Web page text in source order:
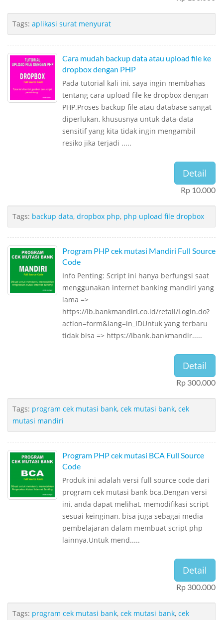
Tags: aplikasi surat menyurat
Cara mudah backup data atau upload file ke
dropbox dengan PHP
Pada tutorial kali ini, saya ingin membahas
tentang cara upload file ke dropbox dengan
PHP.Proses backup file atau database sangat
diperlukan, khususnya untuk data-data
sensitif yang kita tidak ingin mengambil
resiko jika terjadi .....
Detail
Rp 10.000
Tags: backup data, dropbox php, php upload file dropbox
Program PHP cek mutasi Mandiri Full Source
Code
Info Penting: Script ini hanya berfungsi saat
menggunakan internet banking mandiri yang
lama =>
https://ib.bankmandiri.co.id/retail/Login.do?
action=form&lang=in_IDUntuk yang terbaru
tidak bisa => https://ibank.bankmandir.....
Detail
Rp 300.000
Tags: program cek mutasi bank, cek mutasi bank, cek
mutasi mandiri
Program PHP cek mutasi BCA Full Source
Code
Produk ini adalah versi full source code dari
program cek mutasi bank bca.Dengan versi
ini, anda dapat melihat, memodifikasi script
sesuai keinginan, bisa juga sebagai media
pembelajaran dalam membuat script php
lainnya.Untuk mend.....
Detail
Rp 300.000
Tags: program cek mutasi bank, cek mutasi bank, cek